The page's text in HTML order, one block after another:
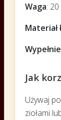
Waga: 20
Materiał
Jak
Używaj
ziołami